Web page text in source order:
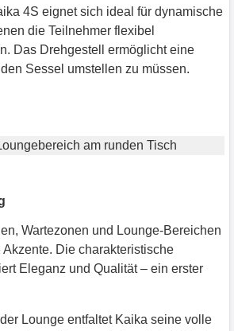
4S eignet sich ideal für dynamische
die Teilnehmer flexibel
Das Drehgestell ermöglicht eine
Sessel umstellen zu müssen.
Wartezonen und Lounge-Bereichen
Die charakteristische
Eleganz und Qualität – ein erster
Lounge entfaltet Kaika seine volle